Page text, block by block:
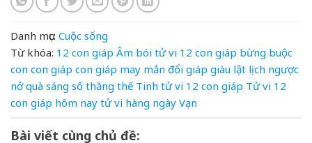
Danh mục: Cuộc sống
Từ khóa: 12 con giáp Âm bói tử vi 12 con giáp bừng buộc
con con giáp con giáp may mắn đổi giáp giàu lật lịch ngược
nở quà sáng số thăng thế Tinh tử vi 12 con giáp Tử vi 12
con giáp hôm nay tử vi hàng ngày Vạn
Bài viết cùng chủ đề: